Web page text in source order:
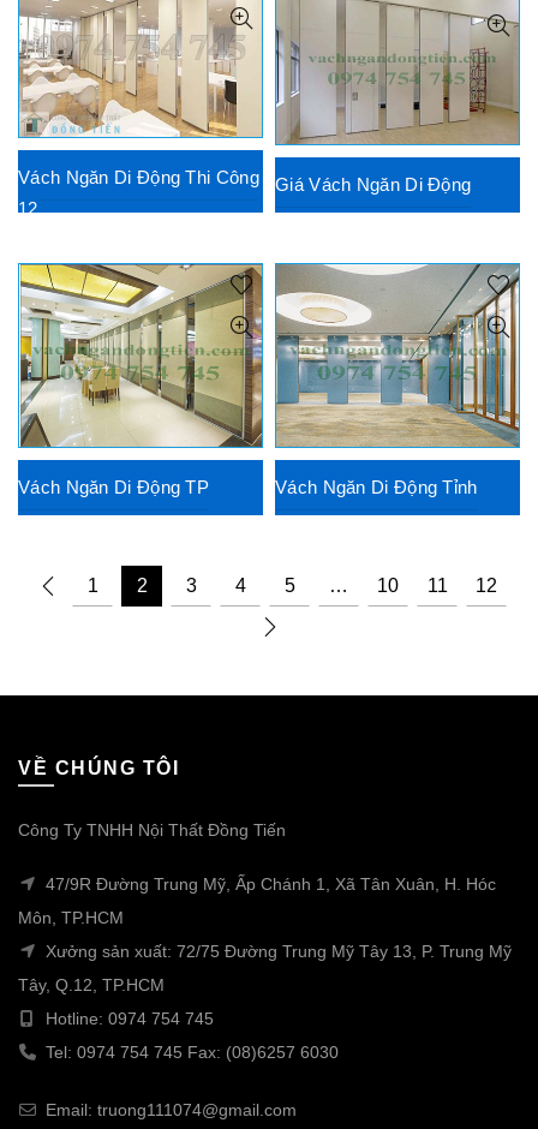
Vách Ngăn Di Động Thi Công
12
Giá Vách Ngăn Di Động
Vách Ngăn Di Động TP Vách Ngăn Di Động Tỉnh
1 2 3 4 5 … 10 11 12
VỀ CHÚNG TÔI
Công Ty TNHH Nội Thất Đồng Tiến
47/9R Đường Trung Mỹ, Ấp Chánh 1, Xã Tân Xuân, H. Hóc
Môn, TP.HCM
Xưởng sản xuất: 72/75 Đường Trung Mỹ Tây 13, P. Trung Mỹ
Tây, Q.12, TP.HCM
Hotline: 0974 754 745
Tel: 0974 754 745 Fax: (08)6257 6030
Email: truong111074@gmail.com